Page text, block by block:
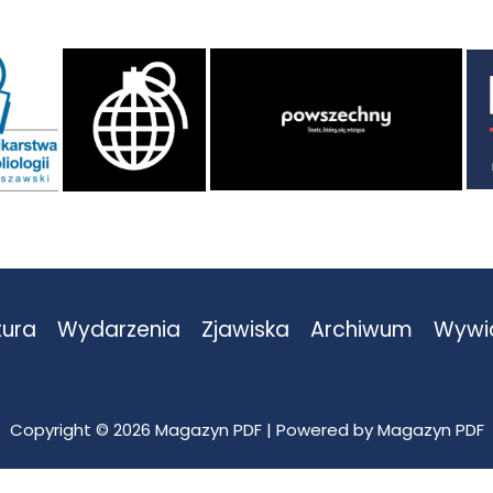
Wydarzenia Zjawiska Archiwum
Copyright © 2026 Magazyn PDF | Powered by Magazyn PDF